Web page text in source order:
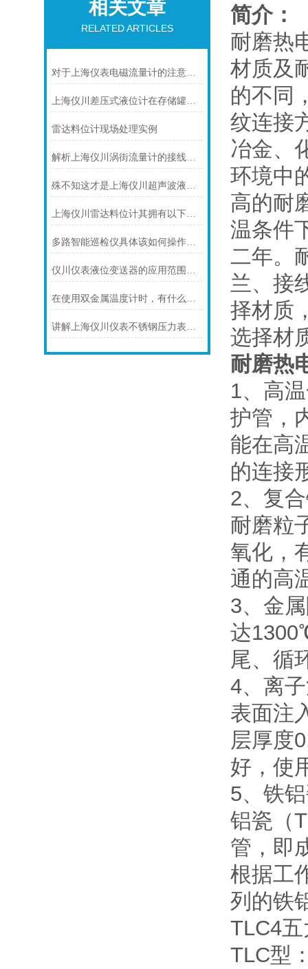
相关文章
RELATED ARTICLES
对于上海仪表电磁流量计的注意事项，你可知晓！
上海仪川差压式液位计在存储罐液位测量的应用
雷达料位计现场处理实例
解析上海仪川涡街流量计的接线情况
殊不知这才是上海仪川超声波液位计的四大性能特点
上海仪川雷达料位计其拥有以下几大特点
多路智能巡检仪具体该如何操作呢？
仪川仪表液位变送器的应用范围涵盖了多个行业和领域
在使用双金属温度计时，有什么地方需要注意的呢？
讲解上海仪川仪表不锈钢压力表的防护等级
简介：
耐磨热
材质及
的不同
纹连接
冶金、
环境中
高的耐
温条件
二年。
兰、接
择材质
选择材
耐磨热
1、高
护管，
能在高
的连接
2、复
耐磨粒
氧化，
通的高
3、金
达
尾、循
4、离
表面注
层厚度
好，使
5、铁
铝瓷（
管，即
根据工
列的铁
TLC4
TLC型